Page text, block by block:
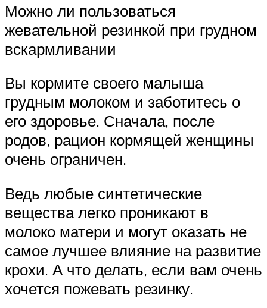
Можно ли пользоваться
жевательной резинкой при грудном
вскармливании
Вы кормите своего малыша
грудным молоком и заботитесь о
его здоровье. Сначала, после
родов, рацион кормящей женщины
очень ограничен.
Ведь любые синтетические
вещества легко проникают в
молоко матери и могут оказать не
самое лучшее влияние на развитие
крохи. А что делать, если вам очень
хочется пожевать резинку.